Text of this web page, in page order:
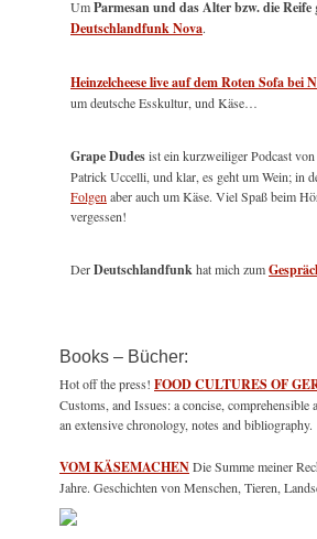
UmParmesan und das Alter bzw. die Reife
Deutschlandfunk Nova.
Heinzelcheese live auf dem Roten Sofa bei
um deutsche Esskultur, und Käse…
Grape Dudesist ein kurzweiliger Podcast
Patrick Uccelli, und klar, es geht um Wein; in
Folgenaber auch um Käse. Viel Spaß beim
vergessen!
DerDeutschlandfunkhat mich zum
Books – Bücher:
Hot off the press! FOOD CULTURES OF
Customs, and Issues: a concise, comprehensible
an extensive chronology, notes and bibliography.
VOM KÄSEMACHENDie Summe meiner
Jahre. Geschichten von Menschen, Tieren,